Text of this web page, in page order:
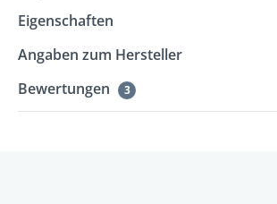
Eigenschaften
Angaben zum Hersteller
Bewertungen
3